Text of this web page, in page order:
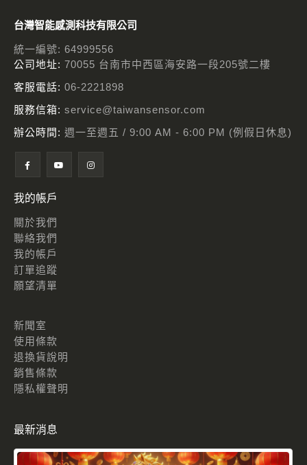
台灣智能感測科技有限公司
統一編號: 64999556
公司地址: 70055 台南市中西區海安路一段205號二樓
客服電話: 06-2221898
服務信箱: service@taiwansensor.com
辦公時間: 週一至週五 / 9:00 AM - 6:00 PM (例假日休息)
我的帳戶
關於我們
聯絡我們
我的帳戶
訂單追蹤
願望清單
新聞室
使用條款
退換貨說明
銷售條款
隱私權聲明
最新消息